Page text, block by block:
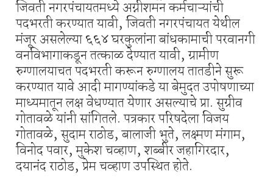
जिवती नगरपंचायतमध्ये अग्नीशमन कर्मचाऱ्यांची
पदभरती करण्यात यावी, जिवती नगरपंचायत येथील
मंजूर असलेल्या ६६४ घरकुलांना बांधकामाची परवानगी
वनविभागाकडून तत्काळ देण्यात यावी, ग्रामीण
रुग्णालयाचत पदभरती करून रुग्णालय तातडीने सुरू
करण्यात यावे आदी मागण्यांकडे या बेमुदत उपोषणाच्या
माध्यमातून लक्ष वेधण्यात येणार असल्याचे प्रा. सुग्रीव
गोतावळे यांनी सांगितले. पत्रकार परिषदेला विजय
गोतावळे, सुदाम राठोड, बालाजी भुते, लक्ष्मण मंगाम,
विनोद पवार, मुकेश चव्हाण, शब्बीर जहागिरदार,
दयानंद राठोड, प्रेम चव्हाण उपस्थित होते.